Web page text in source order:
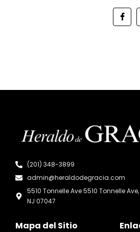
(201) 348-3899
admin@heraldodegracia.com
5510 Tonnelle Ave 5510 Tonnelle
NJ 07047
Mapa del Sitio